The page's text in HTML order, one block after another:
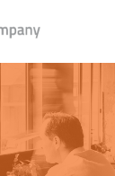
OPLOSSINGEN
CASES